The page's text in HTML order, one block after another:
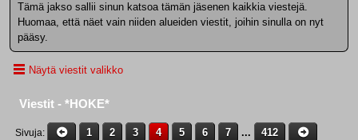
Tämä jakso sallii sinun katsoa tämän jäsenen kaikkia viestejä.
Huomaa, että näet vain niiden alueiden viestit, joihin sinulla on nyt
pääsy.
Näytä viestit valikko
Viestit - *HOKE*
Sivuja 1 2 3 4 5 6 7 ... 412